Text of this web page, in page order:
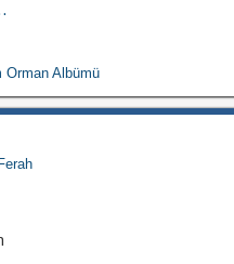
Orman Albümü